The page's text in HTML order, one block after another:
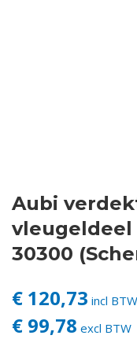
Login
Vacatures
Aubi
vleugeldeel
30300
€ 120,73 incl BTW
€ 99,78 excl BTW